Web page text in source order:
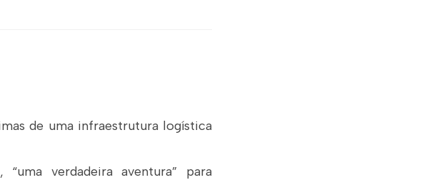
de uma infraestrutura logística
verdadeira aventura” para